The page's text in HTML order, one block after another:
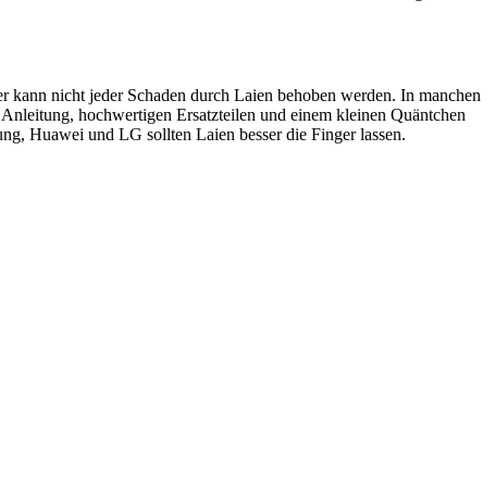
nicht jeder Schaden durch Laien behoben werden. In manchen
hochwertigen Ersatzteilen und einem kleinen Quäntchen
Huawei und LG sollten Laien besser die Finger lassen.